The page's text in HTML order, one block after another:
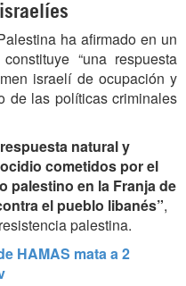
ha afirmado en un
“una respuesta
israelí de ocupación y
de las políticas criminales
natural y
cometidos por el
palestino en la Franja de
el pueblo libanés”,
palestina.
HAMAS mata a 2